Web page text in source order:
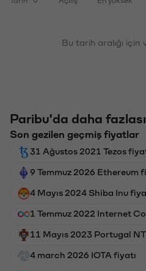
Bu tarih aralığı için
Paribu'da daha
Son gezilen geçmiş fiyatlar
31 Ağustos 2021 Tezos
9 Temmuz 2026 Ethereum
4 Mayıs 2024 Shiba Inu
1 Temmuz 2022 Internet
11 Mayıs 2023 Portugal
4 march 2026 IOTA fiyatı